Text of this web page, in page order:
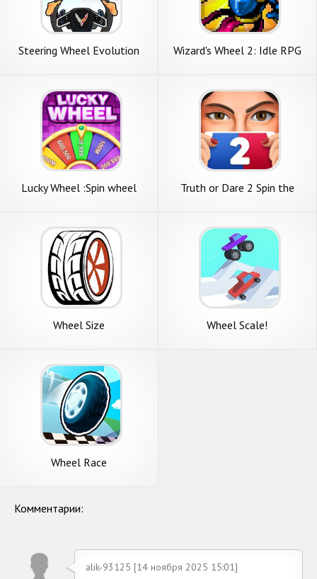
Steering Wheel Evolution Wizard's Wheel 2: Idle RPG
Lucky Wheel :Spin wheel
Truth or Dare 2 Spin the
Wheel Size Wheel Scale!
Wheel Race
Комментарии:
alik-93125 [14 ноября 2025 15:01]